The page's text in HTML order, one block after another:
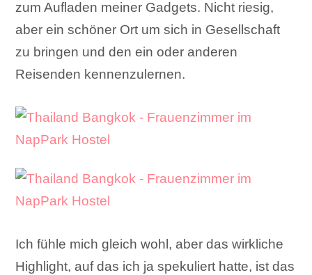
zum Aufladen meiner Gadgets. Nicht riesig,
aber ein schöner Ort um sich in Gesellschaft
zu bringen und den ein oder anderen
Reisenden kennenzulernen.
Ich fühle mich gleich wohl, aber das wirkliche
Highlight, auf das ich ja spekuliert hatte, ist das